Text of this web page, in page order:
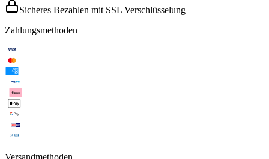
Sicheres Bezahlen mit SSL Verschlüsselung
Zahlungsmethoden
Versandmethoden